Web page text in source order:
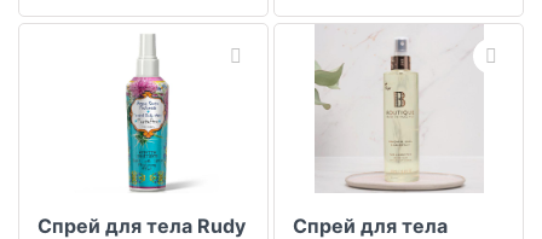
Спрей для тела Rudy
Спрей для тела